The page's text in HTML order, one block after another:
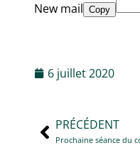
New mail Copy
6 juillet 2020
PRÉCÉDENT